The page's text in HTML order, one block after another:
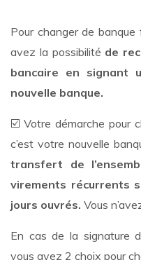
Pour changer de
avez la possibilité de
bancaire en signant
nouvelle banque.
☑️ Votre démarche pour
c’est votre nouvelle
transfert de
virements récurrents
jours ouvrés. Vous
En cas de la signature
vous avez 2 choix pour